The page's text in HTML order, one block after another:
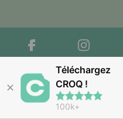
✕
Téléchargez
CROQ !
100k+